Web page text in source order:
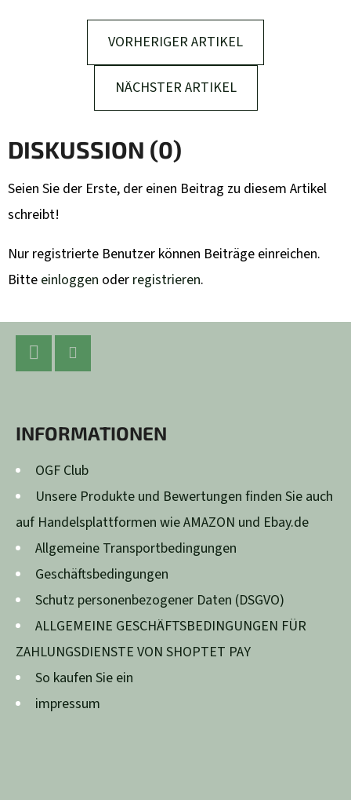
VORHERIGER ARTIKEL
NÄCHSTER ARTIKEL
DISKUSSION (0)
Seien Sie der Erste, der einen Beitrag zu diesem Artikel
schreibt!
Nur registrierte Benutzer können Beiträge einreichen.
Bitte einloggen oder registrieren.
INFORMATIONEN
OGF Club
Unsere Produkte und Bewertungen finden Sie auch
auf Handelsplattformen wie AMAZON und Ebay.de
Allgemeine Transportbedingungen
Geschäftsbedingungen
Schutz personenbezogener Daten (DSGVO)
ALLGEMEINE GESCHÄFTSBEDINGUNGEN FÜR
ZAHLUNGSDIENSTE VON SHOPTET PAY
So kaufen Sie ein
impressum